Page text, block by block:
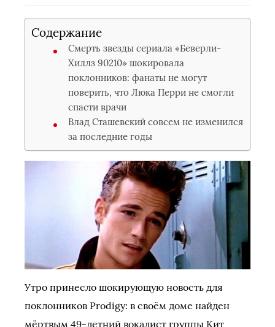
Содержание
Смерть звезды сериала «Беверли-
Хиллз 90210» шокировала
поклонников: фанаты не могут
поверить, что Люка Перри не смогли
спасти врачи
Влад Сташевский совсем не изменился
за последние годы
Утро принесло шокирующую новость для
поклонников Prodigy: в своём доме найден
мёртвым 49-летний вокалист группы Кит